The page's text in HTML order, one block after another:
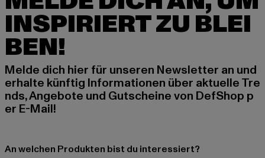
INSPIRIERT ZU BLEI
BEN!
Melde dich hier für unseren Newsletter an und
erhalte künftig Informationen über aktuelle Tre
nds, Angebote und Gutscheine von DefShop p
er E-Mail!
An welchen Produkten bist du interessiert?